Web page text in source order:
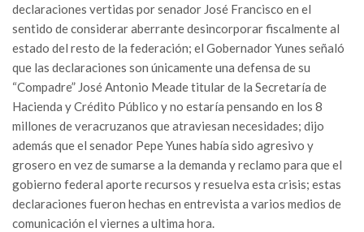
declaraciones vertidas por senador José Francisco en el
sentido de considerar aberrante desincorporar fiscalmente al
estado del resto de la federación; el Gobernador Yunes señaló
que las declaraciones son únicamente una defensa de su
“Compadre” José Antonio Meade titular de la Secretaría de
Hacienda y Crédito Público y no estaría pensando en los 8
millones de veracruzanos que atraviesan necesidades; dijo
además que el senador Pepe Yunes había sido agresivo y
grosero en vez de sumarse a la demanda y reclamo para que el
gobierno federal aporte recursos y resuelva esta crisis; estas
declaraciones fueron hechas en entrevista a varios medios de
comunicación el viernes a ultima hora.